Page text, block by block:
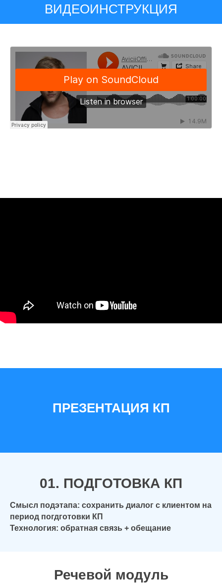
ВИДЕОИНСТРУКЦИЯ
ПРЕЗЕНТАЦИЯ КП
01. ПОДГОТОВКА КП
Смысл подэтапа: сохранить диалог с клиентом на
период погдготовки КП
Технология: обратная связь + обещание
Речевой модуль